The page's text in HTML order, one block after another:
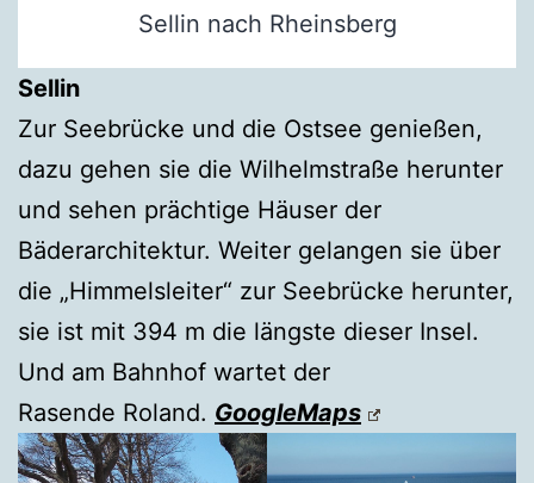
Sellin nach Rheinsberg
Sellin
Zur Seebrücke und die Ostsee genießen,
dazu gehen sie die Wilhelmstraße herunter
und sehen prächtige Häuser der
Bäderarchitektur. Weiter gelangen sie über
die „Himmelsleiter“ zur Seebrücke herunter,
sie ist mit 394 m die längste dieser Insel.
Und am Bahnhof wartet der
Rasende Roland. GoogleMaps